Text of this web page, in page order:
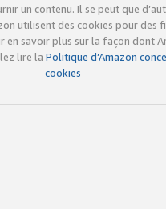
un contenu. Il se peut que
utilisent des cookies pour des
en savoir plus sur la façon dont
lire la Politique d’Amazon
cookies